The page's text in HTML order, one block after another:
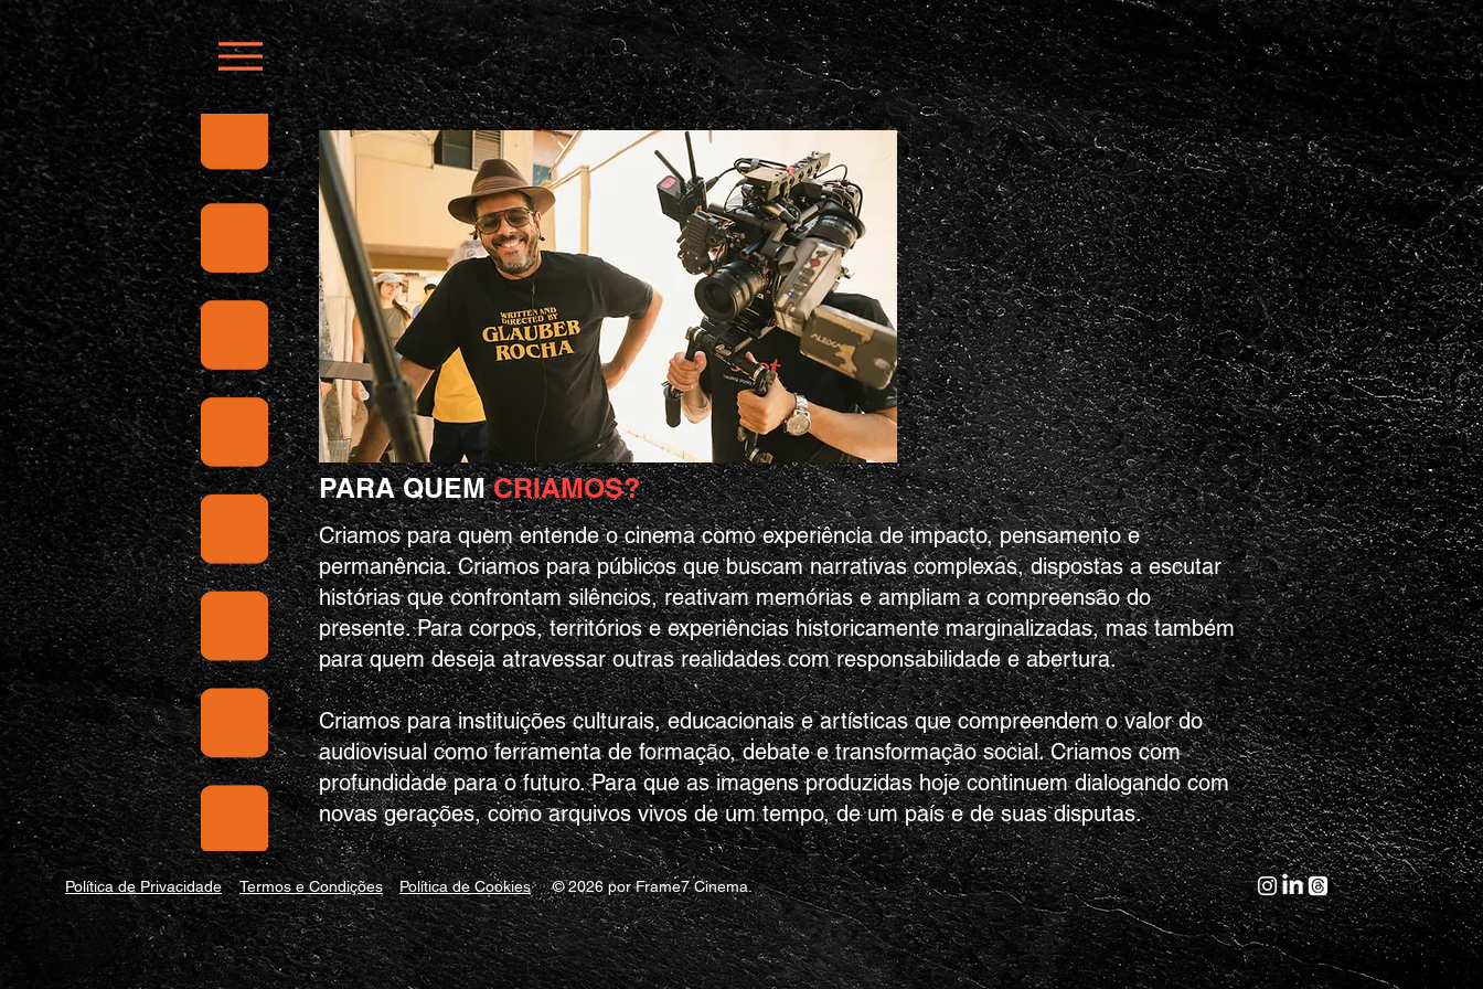
PARA QUEMCRIAMOS?
Criamos para quem entende o cinema como experiência de impacto, pensamento e
permanência. Criamos para públicos que buscam narrativas complexas, dispostas a escutar
histórias que confrontam silêncios, reativam memórias e ampliam a compreensão do
presente. Para corpos, territórios e experiências historicamente marginalizadas, mas também
para quem deseja atravessar outras realidades com responsabilidade e abertura.
Criamos para instituições culturais, educacionais e artísticas que compreendem o valor do
audiovisual como ferramenta de formação, debate e transformação social.Criamos com
profundidade para o futuro. Para que as imagens produzidas hoje continuem dialogando com
novas gerações, como arquivos vivos de um tempo, de um país e de suas disputas.
Política de Privacidade Termos e Condições Política de Cookies © 2026 por Frame7 Cinema.